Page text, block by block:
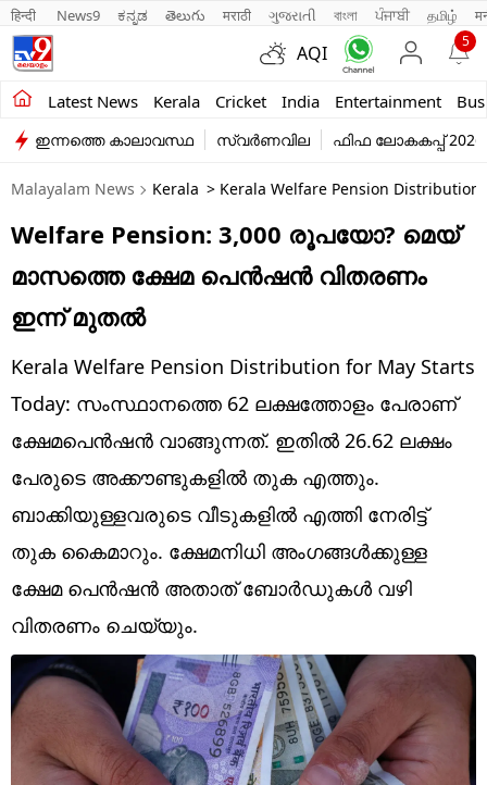
हिन्दी News9 ಕನ್ನಡ తెలుగు मराठी ગુજરાતી বাংলা ਪੰਜਾਬੀ தமிழ்
AQI
5
Latest News Kerala Cricket India Entertainment
Kerala
India
Entertainment
Business
Education
Lifestyle
world
Technology
Religion
Web Story
Short Videos
ഇന്നത്തെ കാലാവസ്ഥ സ്വർണവില ഫിഫ ലോകകപ്പ് 2026
Malayalam News Kerala > Kerala Welfare Pension Distribution
Welfare Pension: 3,000 രൂപയോ? മെയ്
മാസത്തെ ക്ഷേമ പെൻഷൻ വിതരണം
ഇന്ന് മുതൽ
Kerala Welfare Pension Distribution for May Starts
Today: സംസ്ഥാനത്തെ 62 ലക്ഷത്തോളം പേരാണ്
ക്ഷേമപെൻഷൻ വാങ്ങുന്നത്. ഇതിൽ 26.62 ലക്ഷം
പേരുടെ അക്കൗണ്ടുകളിൽ തുക എത്തും.
ബാക്കിയുള്ളവരുടെ വീടുകളിൽ എത്തി നേരിട്ട്
തുക കൈമാറും. ക്ഷേമനിധി അംഗങ്ങൾക്കുള്ള
ക്ഷേമ പെൻഷൻ അതാത് ബോർഡുകൾ വഴി
വിതരണം ചെയ്യും.